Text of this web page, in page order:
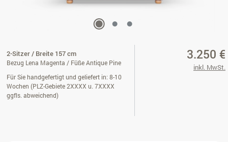
2-Sitzer / Breite 157 cm
Bezug Lena Magenta / Füße Antique Pine
Für Sie handgefertigt und geliefert in: 8-10
Wochen (PLZ-Gebiete 2XXXX u. 7XXXX
ggfls. abweichend)
3.250 €
inkl. MwSt.